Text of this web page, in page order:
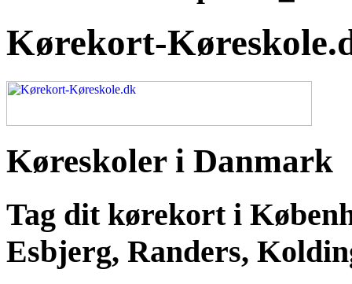
Kørekort-
Køreskoler i Danmark
Tag dit kørekort i
Esbjerg, Randers,